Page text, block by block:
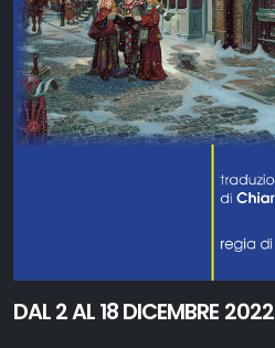
DAL 2 AL 18 DICEMBRE 2022